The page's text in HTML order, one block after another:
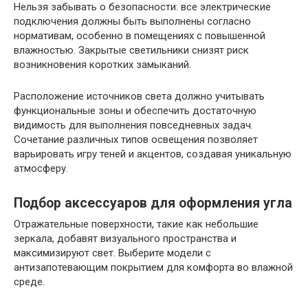
Нельзя забывать о безопасности: все электрические
подключения должны быть выполнены согласно
нормативам, особенно в помещениях с повышенной
влажностью. Закрытые светильники снизят риск
возникновения коротких замыканий.
Расположение источников света должно учитывать
функциональные зоны и обеспечить достаточную
видимость для выполнения повседневных задач.
Сочетание различных типов освещения позволяет
варьировать игру теней и акцентов, создавая уникальную
атмосферу.
Подбор аксессуаров для оформления угла
Отражательные поверхности, такие как небольшие
зеркала, добавят визуального пространства и
максимизируют свет. Выберите модели с
антизапотевающим покрытием для комфорта во влажной
среде.